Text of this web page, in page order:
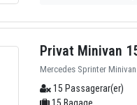
Privat Minivan
Mercedes Sprinter Minivan
15 Passagerar(er)